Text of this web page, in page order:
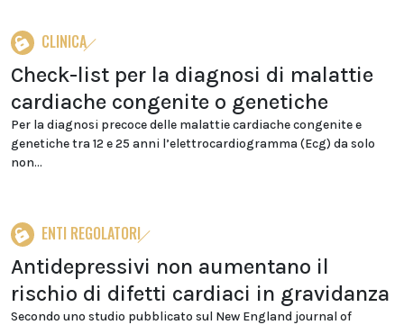
CLINICA
Check-list per la diagnosi di malattie
cardiache congenite o genetiche
Per la diagnosi precoce delle malattie cardiache congenite e
genetiche tra 12 e 25 anni l’elettrocardiogramma (Ecg) da solo
non...
ENTI REGOLATORI
Antidepressivi non aumentano il
rischio di difetti cardiaci in gravidanza
Secondo uno studio pubblicato sul New England journal of